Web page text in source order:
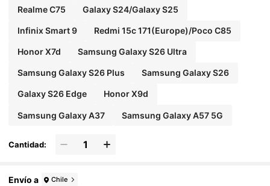
Realme C75 Galaxy S24/Galaxy S25
Infinix Smart 9 Redmi 15c 171(Europe)/Poco C85
Honor X7d Samsung Galaxy S26 Ultra
Samsung Galaxy S26 Plus Samsung Galaxy S26
Galaxy S26 Edge Honor X9d
Samsung Galaxy A37 Samsung Galaxy A57 5G
Cantidad:
Envío a Chile